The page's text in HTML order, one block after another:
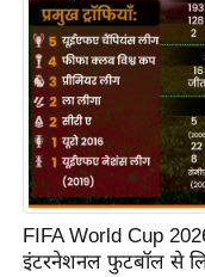
FIFA World Cup
इंटरनेशनल फुटबॉल से